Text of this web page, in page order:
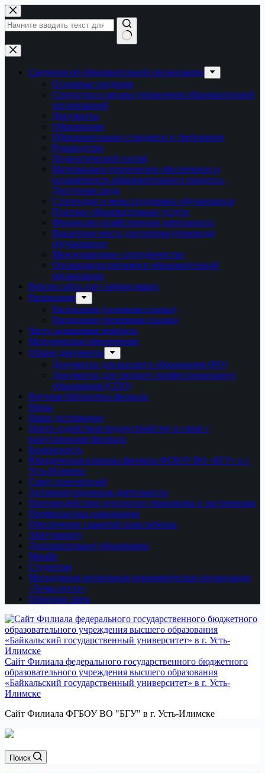
Перейти
к
сути
Ничего
не
найденоСведения об образовательной организации
Основные сведения
Структура и органы управления образовательной
организацией
Документы
Образование
Образовательные стандарты и требования
Руководство
Педагогический состав
Материально-техническое обеспечение и
оснащённость образовательного процесса.
Доступная среда
Стипендии и меры поддержки обучающихся
Платные образовательные услуги
Финансово-хозяйственная деятельность
Вакантные места для приема (перевода)
обучающихся
Международное сотрудничество
Организация питания в образовательной
организации
Версия сайта для слабовидящих
Расписание
Расписание (основная ссылка)
Расписание (резервная ссылка)
Часто задаваемые вопросы
Методическое обеспечение
Общие документы
Документы для высшего образования (ВО)
Документы для среднего профессионального
образования (СПО)
Научная библиотека филиала
Наука
Наши достижения
Центр содействия трудоустройству и связи с
выпускниками филиала
Безопасность
Юридическая клиника филиала ФГБОУ ВО «БГУ» в г.
Усть-Илимске
Совет попечителей
Антикоррупционная деятельность
Противодействие идеологии терроризма и экстремизма
Профилактика наркомании
Обеспечение гарантий прав ребенка
Абитуриенту
Дополнительное образование
Moodle
Студентам
Молодежная автономная некоммерческая организация
«Точка роста»
Обратная связь
Сайт Филиала федерального государственного бюджетного
образовательного учреждения высшего образования
«Байкальский государственный университет» в г. Усть-
Илимске
Сайт Филиала ФГБОУ ВО "БГУ" в г. Усть-Илимске
Поиск